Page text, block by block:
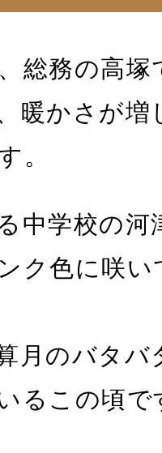
総務の高塚
暖かさが
。
中学校の河
ク色に咲い
月のバタバ
るこの頃で